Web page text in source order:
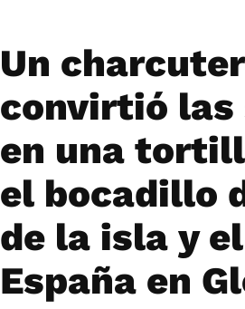
Un
convirtió las
en una
el bocadillo
de la isla y
España en